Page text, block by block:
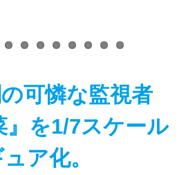
可憐な監視者
』を1/7スケール
ア化。